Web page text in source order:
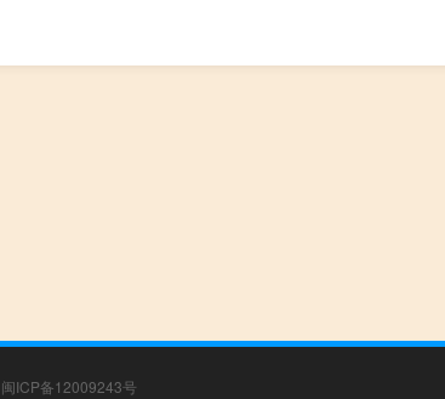
闽ICP备12009243号